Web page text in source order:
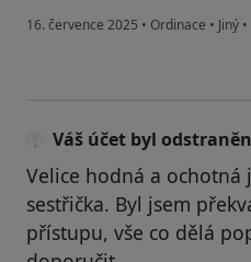
16. července 2025 • Ordinace • Jiný •
Váš účet byl odstraněn
Velice hodná a ochotná
sestřička. Byl jsem
přístupu, vše co dělá